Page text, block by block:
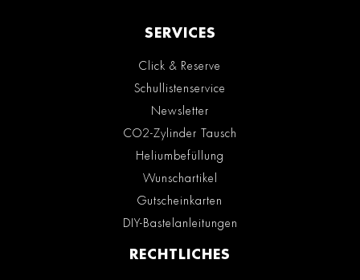
SERVICES
Click & Reserve
Schullistenservice
Newsletter
CO2-Zylinder Tausch
Heliumbefüllung
Wunschartikel
Gutscheinkarten
DIY-Bastelanleitungen
RECHTLICHES